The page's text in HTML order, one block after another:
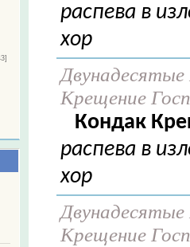
распева в
хор
Двунадесятые
Крещение
Кондак
распева в
хор
Двунадесятые
Крещение